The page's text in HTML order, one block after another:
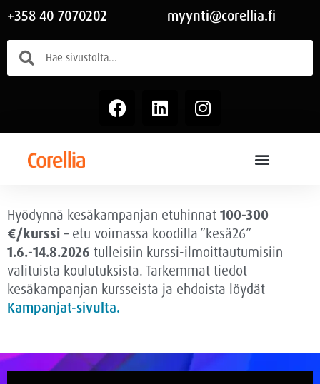
+358 40 7070202 myynti@corellia.fi
Hyödynnä kesäkampanjan etuhinnat 100-300
€/kurssi – etu voimassa koodilla ”kesä26”
1.6.-14.8.2026 tulleisiin kurssi-ilmoittautumisiin
valituista koulutuksista. Tarkemmat tiedot
kesäkampanjan kursseista ja ehdoista löydät
Kampanjat-sivulta.